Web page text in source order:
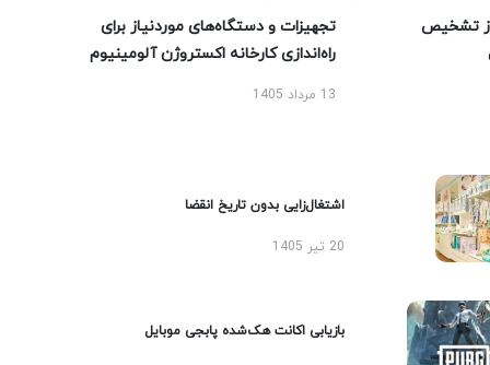
تشخیص
تجهیزات و دستگاه‌های موردنیاز برای
راه‌اندازی کارخانه اکستروژن آلومینیوم
13 مرداد 1405
اشتغال‌زایی بدون تاریخ انقضا
20 تیر 1405
بازیابی اکانت هک‌شده پابجی موبایل